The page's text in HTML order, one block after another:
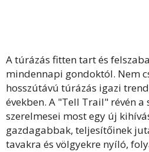
A túrázás fitten tart és
mindennapi gondoktól. Nem
hosszútávú túrázás igazi
években. A "Tell Trail" révén
szerelmesei most egy új
gazdagabbak, teljesítőinek
tavakra és völgyekre nyíló,